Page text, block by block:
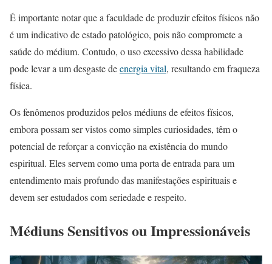
É importante notar que a faculdade de produzir efeitos físicos não
é um indicativo de estado patológico, pois não compromete a
saúde do médium. Contudo, o uso excessivo dessa habilidade
pode levar a um desgaste deenergia vital, resultando em fraqueza
física.
Os fenômenos produzidos pelos médiuns de efeitos físicos,
embora possam ser vistos como simples curiosidades, têm o
potencial de reforçar a convicção na existência do mundo
espiritual. Eles servem como uma porta de entrada para um
entendimento mais profundo das manifestações espirituais e
devem ser estudados com seriedade e respeito.
Médiuns Sensitivos ou Impressionáveis